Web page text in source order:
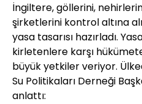
İngiltere, göllerini,
şirketlerini kontrol altına
yasa tasarısı hazırladı.
kirletenlere karşı
büyük yetkiler veriyor.
Su Politikaları Derneği
anlattı: